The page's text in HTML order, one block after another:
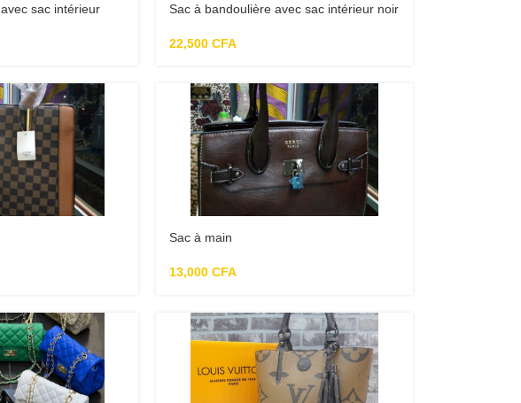
sac intérieur
Sac à bandoulière avec sac intérieur noir
22,500CFA
Sac à main
13,000CFA